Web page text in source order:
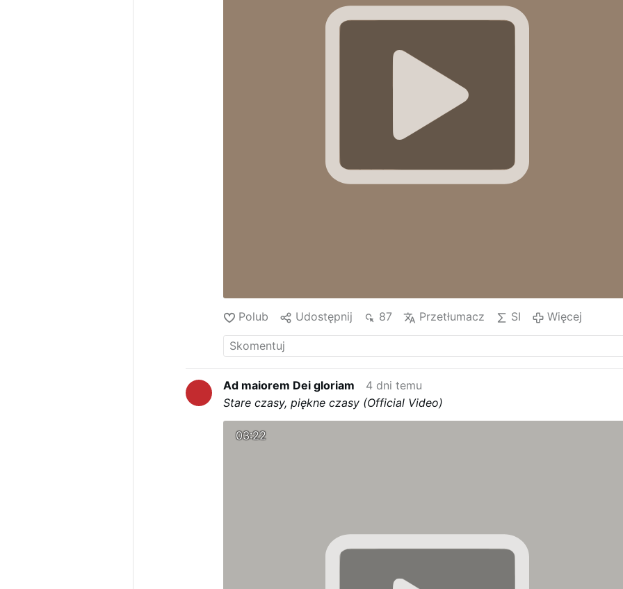
Polub Udostępnij 87 Przetłumacz SI Więcej
Ad maiorem Dei gloriam
4 dni temu
Stare czasy, piękne czasy (Official Video)
03:22